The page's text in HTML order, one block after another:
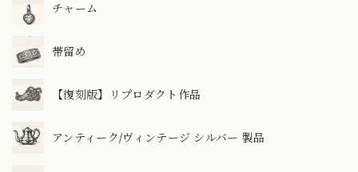
チャーム
帯留め
【復刻版】リプロダクト作品
アンティーク/ヴィンテージ シルバー 製品